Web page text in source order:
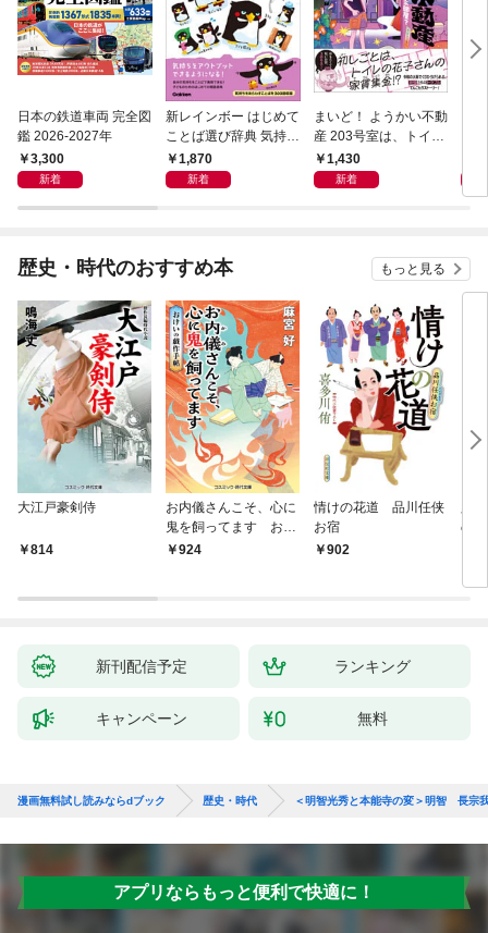
日本の鉄道車両 完全図
鑑 2026-2027年
3,300
新着
新レインボー はじめて
ことば選び辞典 気持ち
のことば
1,870
新着
まいど！ ようかい不動
産 203号室は、トイレ
の花子さんの部屋？
1,430
新着
歴史・時代のおすすめ本 もっと見る
大江戸豪剣侍
814
お内儀さんこそ、心に
鬼を飼ってます おけ
いの戯作手帖
924
情けの花道 品川任侠
お宿
902
の
新刊配信予定 ランキング
キャンペーン 無料
漫画無料試し読みならdブック 歴史・時代 ＜明智光秀と本能寺の変＞明智 長
アプリならもっと便利で快適に！